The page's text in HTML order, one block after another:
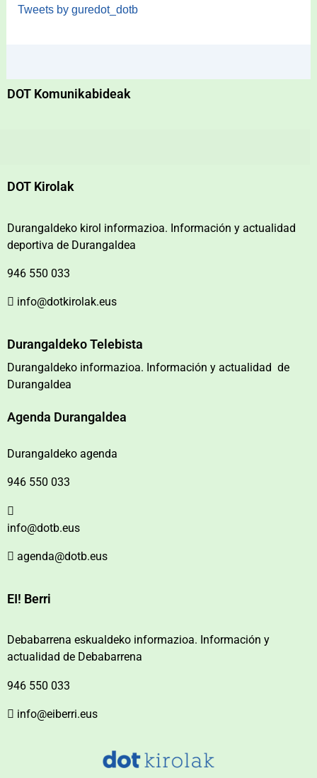
Tweets by guredot_dotb
DOT Komunikabideak
DOT Kirolak
Durangaldeko kirol informazioa. Información y actualidad
deportiva de Durangaldea
946 550 033
info@dotkirolak.eus
Durangaldeko Telebista
Durangaldeko informazioa. Información y actualidad de
Durangaldea
Agenda Durangaldea
Durangaldeko agenda
946 550 033
info@dotb.eus
agenda@dotb.eus
EI! Berri
Debabarrena eskualdeko informazioa. Información y
actualidad de Debabarrena
946 550 033
info@eiberri.eus